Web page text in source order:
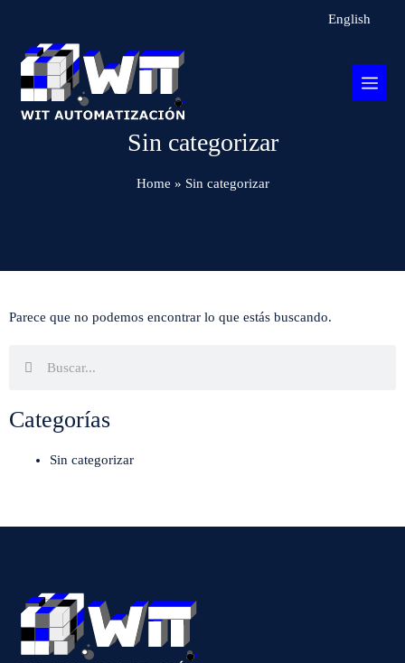
English
Sin categorizar
Home » Sin categorizar
Parece que no podemos encontrar lo que estás buscando.
Categorías
Sin categorizar